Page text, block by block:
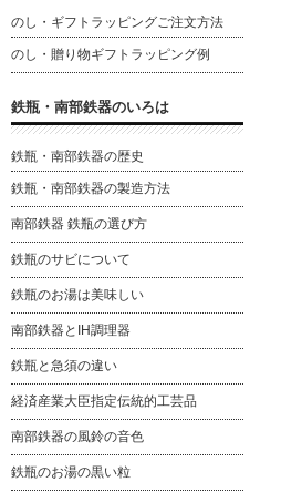
のし・ギフトラッピングご注文方法
のし・贈り物ギフトラッピング例
鉄瓶・南部鉄器のいろは
鉄瓶・南部鉄器の歴史
鉄瓶・南部鉄器の製造方法
南部鉄器 鉄瓶の選び方
鉄瓶のサビについて
鉄瓶のお湯は美味しい
南部鉄器とIH調理器
鉄瓶と急須の違い
経済産業大臣指定伝統的工芸品
南部鉄器の風鈴の音色
鉄瓶のお湯の黒い粒